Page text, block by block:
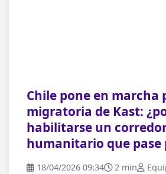
Chile pone en marcha
migratoria de Kast:
habilitarse un
humanitario que pase
18/04/2026 09:34 2 min